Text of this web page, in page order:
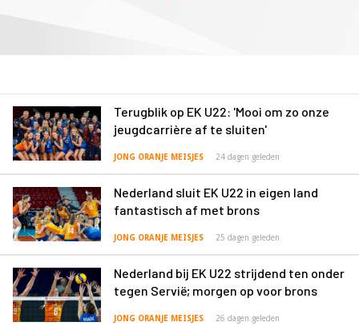
Terugblik op EK U22: 'Mooi om zo onze
jeugdcarrière af te sluiten'
JONG ORANJE MEISJES 24 dagen geleden
Nederland sluit EK U22 in eigen land
fantastisch af met brons
JONG ORANJE MEISJES 25 dagen geleden
Nederland bij EK U22 strijdend ten onder
tegen Servië; morgen op voor brons
JONG ORANJE MEISJES 26 dagen geleden